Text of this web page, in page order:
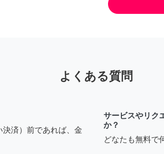
よくある質問
済）前であれば、金
サービスやリク
か？
どなたも無料で